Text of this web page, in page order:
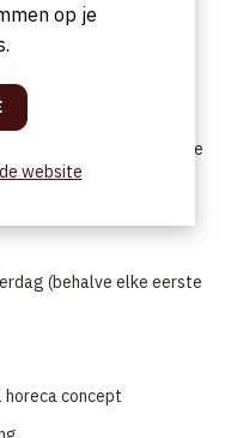
en Engels is een
dining restaurant
en een gastvrije
stipt
(behalve elke eerste
horeca concept
op je
website